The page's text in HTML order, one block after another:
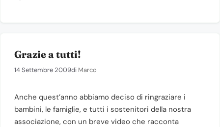
Grazie a tutti!
14 Settembre 2009di Marco
Anche quest’anno abbiamo deciso di ringraziare i
bambini, le famiglie, e tutti i sostenitori della nostra
associazione, con un breve video che racconta